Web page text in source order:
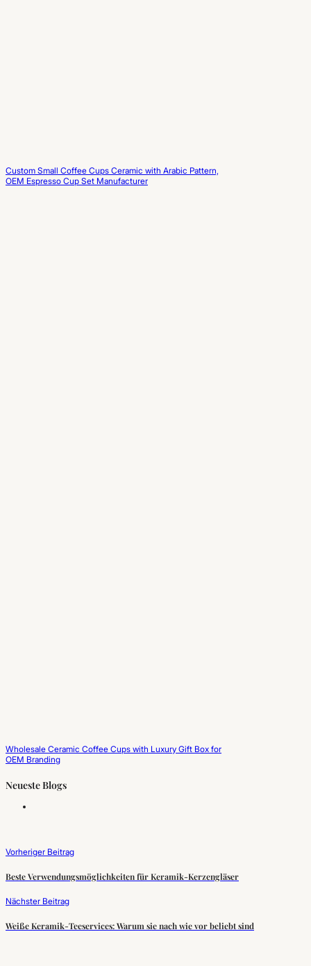
Custom Small Coffee Cups Ceramic with Arabic Pattern,
OEM Espresso Cup Set Manufacturer
Wholesale Ceramic Coffee Cups with Luxury Gift Box for
OEM Branding
Neueste Blogs
Vorheriger Beitrag
Beste Verwendungsmöglichkeiten für Keramik-Kerzengläser
Nächster Beitrag
Weiße Keramik-Teeservices: Warum sie nach wie vor beliebt sind